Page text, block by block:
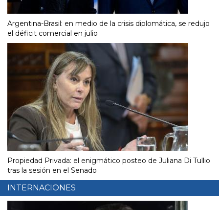
Argentina-Brasil: en medio de la crisis diplomática, se redujo
el déficit comercial en julio
Propiedad Privada: el enigmático posteo de Juliana Di Tullio
tras la sesión en el Senado
INTERNACIONES